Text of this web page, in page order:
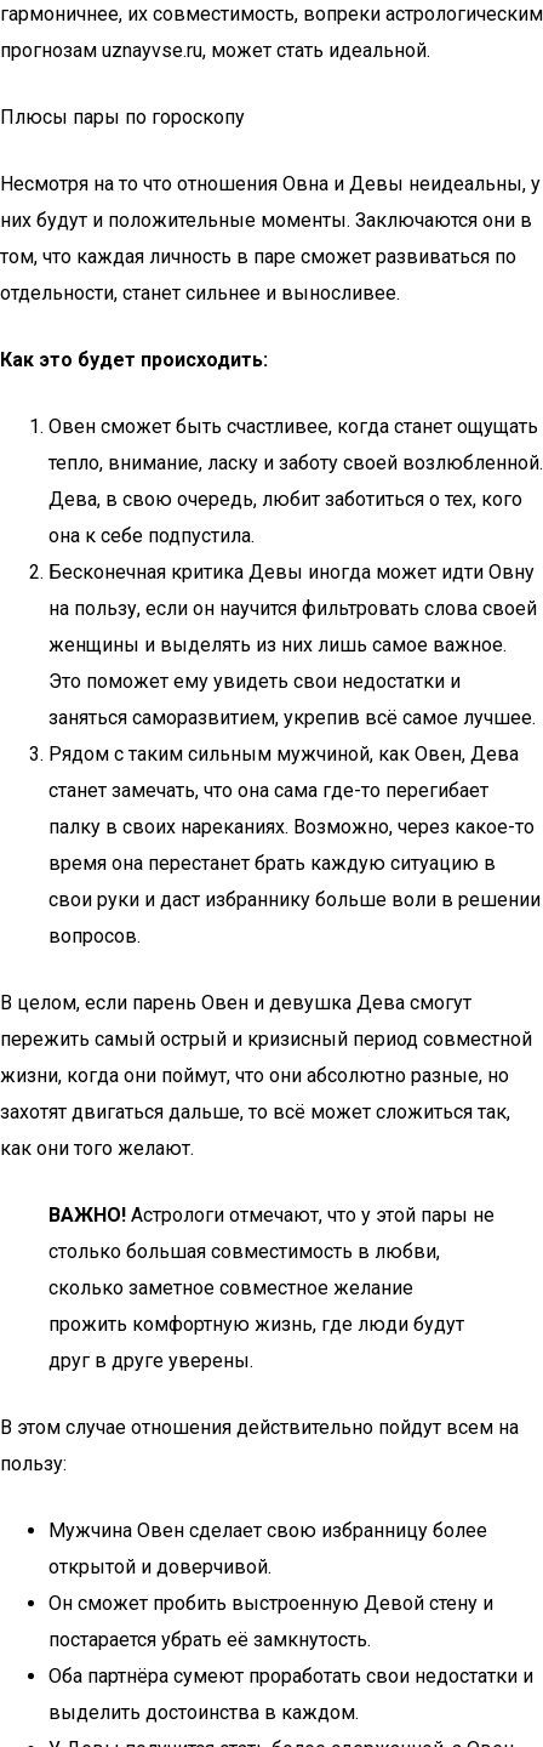
гармоничнее, их совместимость, вопреки астрологическим
прогнозам uznayvse.ru, может стать идеальной.
Плюсы пары по гороскопу
Несмотря на то что отношения Овна и Девы неидеальны, у
них будут и положительные моменты. Заключаются они в
том, что каждая личность в паре сможет развиваться по
отдельности, станет сильнее и выносливее.
Как это будет происходить:
Овен сможет быть счастливее, когда станет ощущать
тепло, внимание, ласку и заботу своей возлюбленной.
Дева, в свою очередь, любит заботиться о тех, кого
она к себе подпустила.
Бесконечная критика Девы иногда может идти Овну
на пользу, если он научится фильтровать слова своей
женщины и выделять из них лишь самое важное.
Это поможет ему увидеть свои недостатки и
заняться саморазвитием, укрепив всё самое лучшее.
Рядом с таким сильным мужчиной, как Овен, Дева
станет замечать, что она сама где-то перегибает
палку в своих нареканиях. Возможно, через какое-то
время она перестанет брать каждую ситуацию в
свои руки и даст избраннику больше воли в решении
вопросов.
В целом, если парень Овен и девушка Дева смогут
пережить самый острый и кризисный период совместной
жизни, когда они поймут, что они абсолютно разные, но
захотят двигаться дальше, то всё может сложиться так,
как они того желают.
ВАЖНО! Астрологи отмечают, что у этой пары не
столько большая совместимость в любви,
сколько заметное совместное желание
прожить комфортную жизнь, где люди будут
друг в друге уверены.
В этом случае отношения действительно пойдут всем на
пользу:
Мужчина Овен сделает свою избранницу более
открытой и доверчивой.
Он сможет пробить выстроенную Девой стену и
постарается убрать её замкнутость.
Оба партнёра сумеют проработать свои недостатки и
выделить достоинства в каждом.